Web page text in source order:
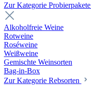
Zur Kategorie Probierpakete
Alkoholfreie Weine
Rotweine
Roséweine
Weißweine
Gemischte Weinsorten
Bag-in-Box
Zur Kategorie Rebsorten